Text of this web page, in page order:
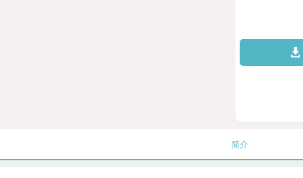
简介